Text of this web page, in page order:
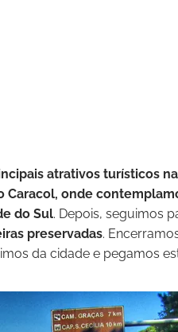
atrativos turísticos
Caracol, onde
do Sul. Depois, seguimos
preservadas.
da cidade e pegamos